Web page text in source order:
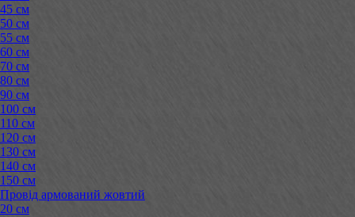
45 см
50 см
55 см
60 см
70 см
80 см
90 см
100 см
110 см
120 см
130 см
140 см
150 см
Провід армований жовтий
20 см